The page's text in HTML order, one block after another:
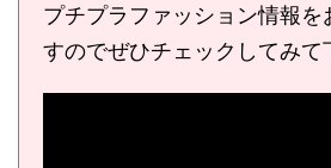
プチプラファッション情報を
すのでぜひチェックしてみて